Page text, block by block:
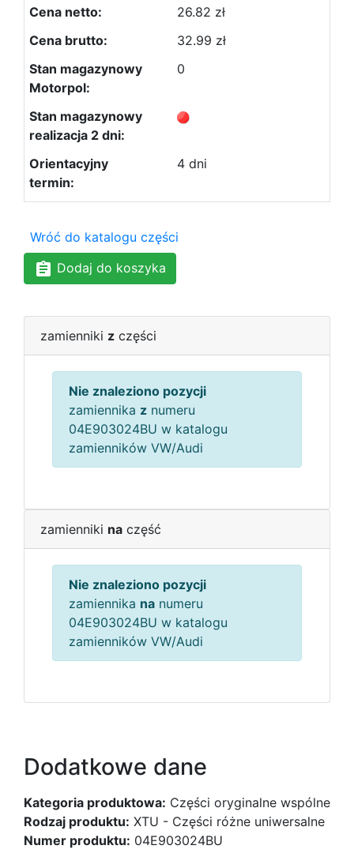
26.82 zł
32.99 zł
0
4 dni
Wróć do katalogu części
Dodaj do koszyka
zamienniki z części
Nie znaleziono pozycji
zamiennika z numeru
04E903024BU w katalogu
zamienników VW/Audi
zamienniki na część
Nie znaleziono pozycji
zamiennika na numeru
04E903024BU w katalogu
zamienników VW/Audi
Dodatkowe dane
Kategoria produktowa: Części oryginalne wspólne
Rodzaj produktu: XTU - Części różne uniwersalne
Numer produktu: 04E903024BU